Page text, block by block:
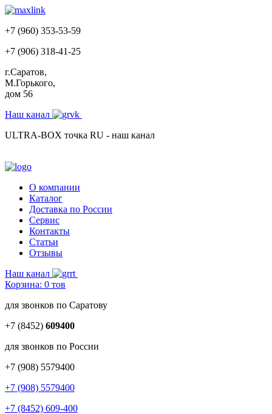
+7 (960) 353-53-59
+7 (906) 318-41-25
г.Саратов,
М.Горького,
дом 56
Наш канал
ULTRA-BOX точка RU - наш канал
О компании
Каталог
Доставка по России
Сервис
Контакты
Статьи
Отзывы
Наш канал
Корзина: 0 тов
для звонков по Саратову
+7 (8452) 609400
для звонков по России
+7 (908) 5579400
+7 (908) 5579400
+7 (8452) 609-400